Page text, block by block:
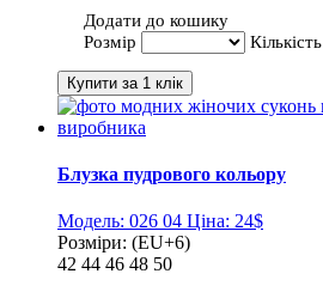
Додати до кошику
Розмір
Кількість
Блузка пудрового кольору
Модель: 026 04 Ціна: 24$
Розміри: (EU+6)
42 44 46 48 50